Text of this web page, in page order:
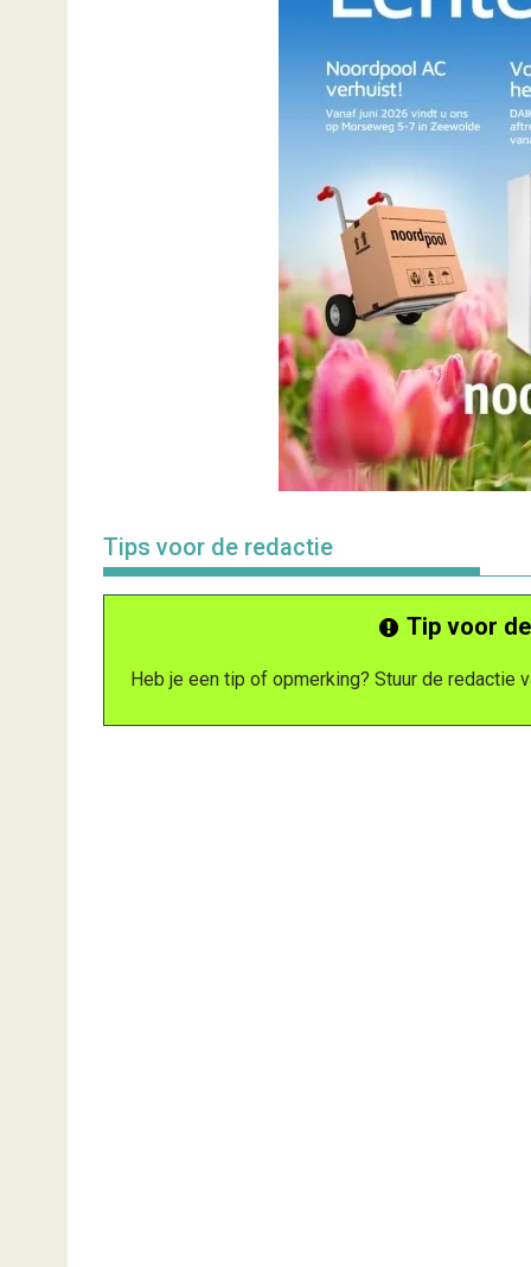
Tips voor de redactie
Tip voor
Heb je een tip of opmerking? Stuur de redactie